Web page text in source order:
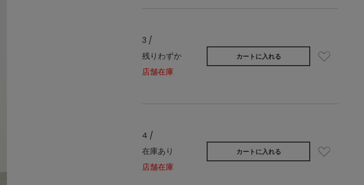
3 /
残りわずか
店舗在庫
カートに入れる
4 /
在庫あり
店舗在庫
カートに入れる